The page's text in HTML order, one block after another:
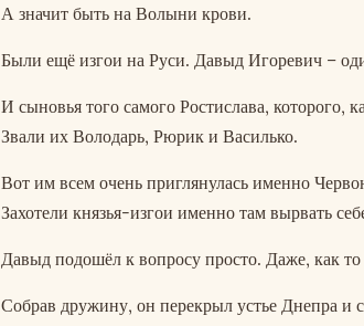
А значит быть на Волыни крови.
Были ещё изгои на Руси. Давыд Игоревич –
И сыновья того самого Ростислава,
Звали их Володарь, Рюрик и Василько.
Вот им всем очень приглянулась именно
Захотели князья-изгои именно там вырвать
Давыд подошёл к вопросу просто. Даже, как
Собрав дружину, он перекрыл устье Днепра и